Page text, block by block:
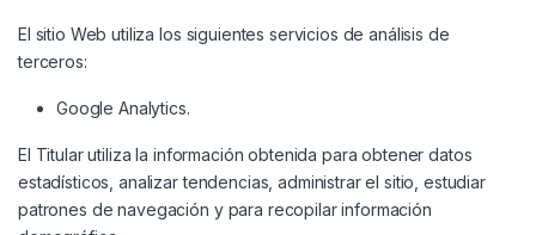
El sitio Web utiliza los siguientes servicios de análisis de
terceros:
Google Analytics.
El Titular utiliza la información obtenida para obtener datos
estadísticos, analizar tendencias, administrar el sitio, estudiar
patrones de navegación y para recopilar información